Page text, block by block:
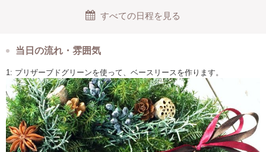
すべての日程を見る
当日の流れ・雰囲気
1: プリザーブドグリーンを使って、ベースリースを作ります。